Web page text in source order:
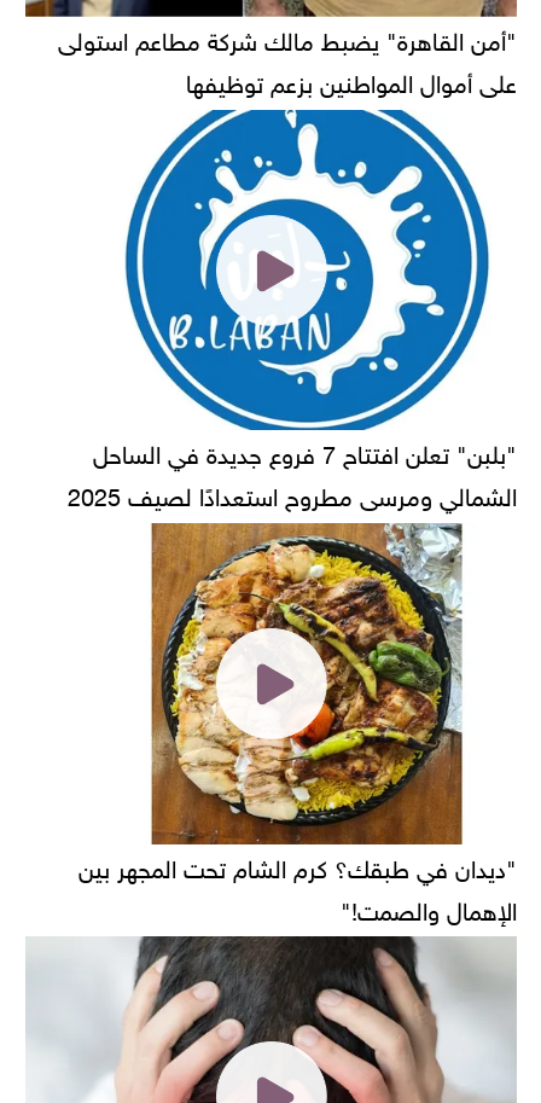
"أمن القاهرة" يضبط مالك شركة مطاعم استولى
على أموال المواطنين بزعم توظيفها
"بلبن" تعلن افتتاح 7 فروع جديدة في الساحل
الشمالي ومرسى مطروح استعدادًا لصيف 2025
"ديدان في طبقك؟ كرم الشام تحت المجهر بين
الإهمال والصمت!"